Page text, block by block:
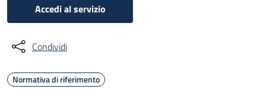
Accedi al servizio
Condividi
Normativa di riferimento